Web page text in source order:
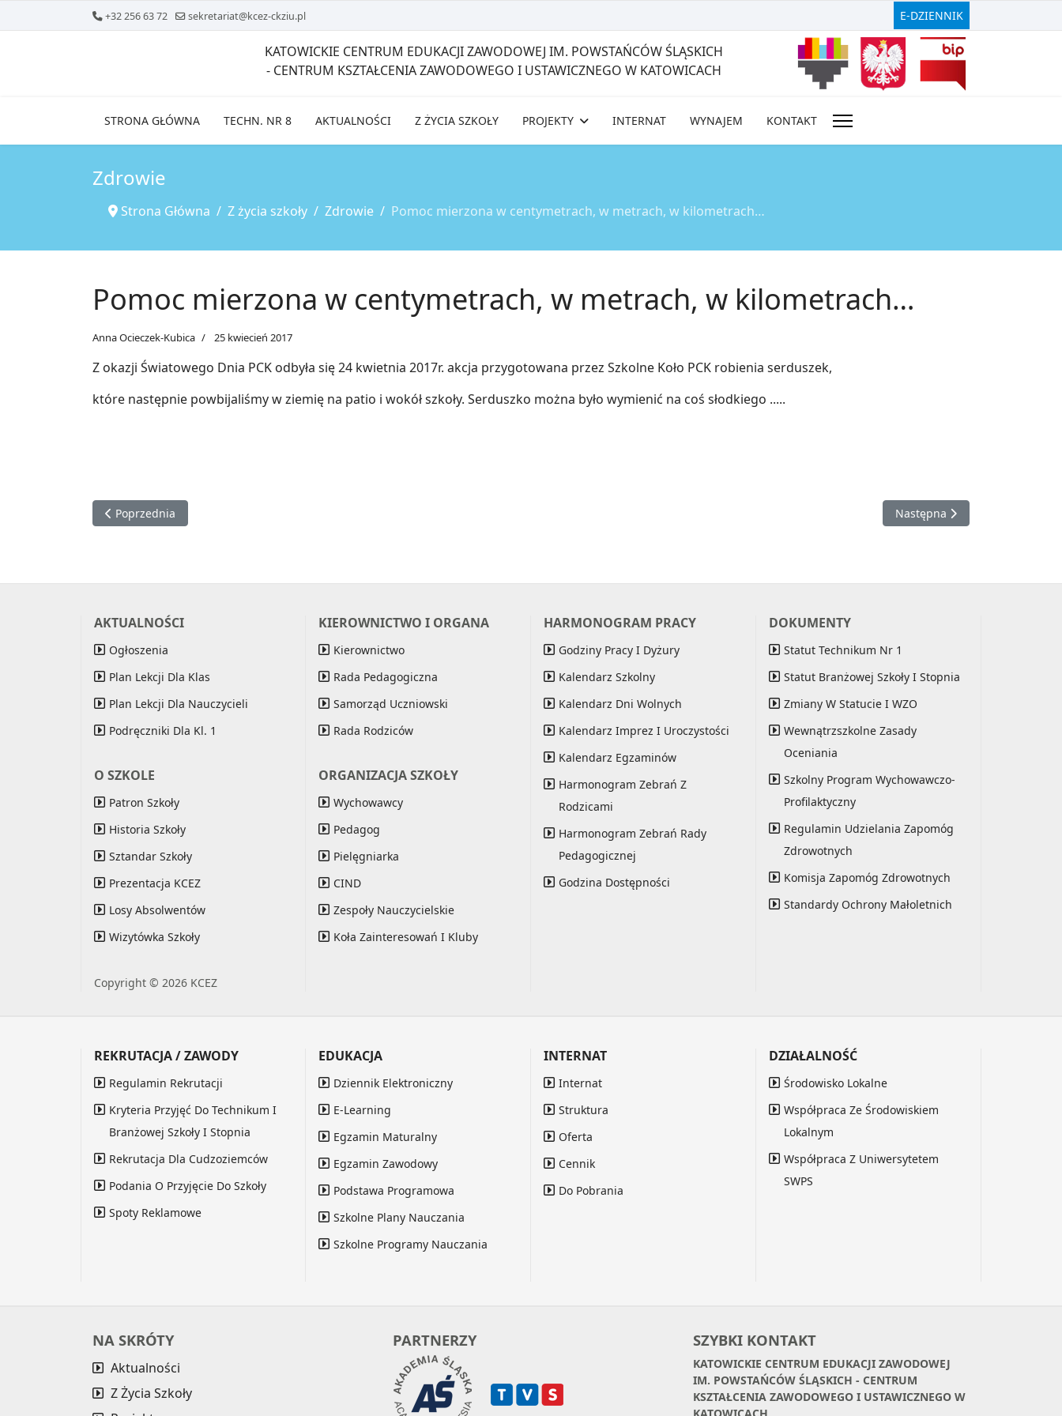
+32 256 63 72 sekretariat@kcez-ckziu.pl E-DZIENNIK
KATOWICKIE CENTRUM EDUKACJI ZAWODOWEJ IM. POWSTAŃCÓW ŚLĄSKICH
- CENTRUM KSZTAŁCENIA ZAWODOWEGO I USTAWICZNEGO W KATOWICACH
STRONA GŁÓWNA TECHN. NR 8 AKTUALNOŚCI Z ŻYCIA SZKOŁY PROJEKTY INTERNAT WYNAJEM KONTAKT
Zdrowie
Strona Główna Z życia szkoły Zdrowie Pomoc mierzona w centymetrach, w metrach, w kilometrach…
Pomoc mierzona w centymetrach, w metrach, w kilometrach…
Anna Ocieczek-Kubica 25 kwiecień 2017
Z okazji Światowego Dnia PCK odbyła się 24 kwietnia 2017r. akcja przygotowana przez Szkolne Koło PCK robienia serduszek,
które następnie powbijaliśmy w ziemię na patio i wokół szkoły. Serduszko można było wymienić na coś słodkiego .....
Poprzednia strona: Zdążyć przed rakiem
Poprzednia Następna strona: Kampania
Następna
AKTUALNOŚCI
Ogłoszenia
Plan Lekcji Dla Klas
Plan Lekcji Dla Nauczycieli
Podręczniki Dla Kl. 1
O SZKOLE
Patron Szkoły
Historia Szkoły
Sztandar Szkoły
Prezentacja KCEZ
Losy Absolwentów
Wizytówka Szkoły
Copyright © 2026 KCEZ
KIEROWNICTWO I ORGANA
Kierownictwo
Rada Pedagogiczna
Samorząd Uczniowski
Rada Rodziców
ORGANIZACJA SZKOŁY
Wychowawcy
Pedagog
Pielęgniarka
CIND
Zespoły Nauczycielskie
Koła Zainteresowań I Kluby
HARMONOGRAM PRACY
Godziny Pracy I Dyżury
Kalendarz Szkolny
Kalendarz Dni Wolnych
Kalendarz Imprez I Uroczystości
Kalendarz Egzaminów
Harmonogram Zebrań Z
Rodzicami
Harmonogram Zebrań Rady
Pedagogicznej
Godzina Dostępności
DOKUMENTY
Statut Technikum Nr 1
Statut Branżowej Szkoły I Stopnia
Zmiany W Statucie I WZO
Wewnątrzszkolne Zasady
Oceniania
Szkolny Program Wychowawczo-
Profilaktyczny
Regulamin Udzielania Zapomóg
Zdrowotnych
Komisja Zapomóg Zdrowotnych
Standardy Ochrony Małoletnich
REKRUTACJA / ZAWODY
Regulamin Rekrutacji
Kryteria Przyjęć Do Technikum I
Branżowej Szkoły I Stopnia
Rekrutacja Dla Cudzoziemców
Podania O Przyjęcie Do Szkoły
Spoty Reklamowe
EDUKACJA
Dziennik Elektroniczny
E-Learning
Egzamin Maturalny
Egzamin Zawodowy
Podstawa Programowa
Szkolne Plany Nauczania
Szkolne Programy Nauczania
INTERNAT
Internat
Struktura
Oferta
Cennik
Do Pobrania
DZIAŁALNOŚĆ
Środowisko Lokalne
Współpraca Ze Środowiskiem
Lokalnym
Współpraca Z Uniwersytetem
SWPS
NA SKRÓTY
Aktualności
Z Życia Szkoły
PARTNERZY SZYBKI KONTAKT
KATOWICKIE CENTRUM EDUKACJI ZAWODOWEJ
IM. POWSTAŃCÓW ŚLĄSKICH - CENTRUM
KSZTAŁCENIA ZAWODOWEGO I USTAWICZNEGO W